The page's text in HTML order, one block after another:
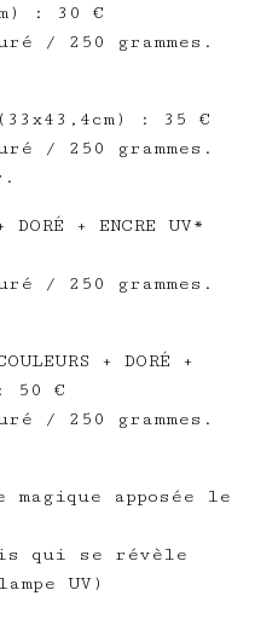
: 30 €
/ 250 grammes.
: 35 €
/ 250 grammes.
+ ENCRE UV*
/ 250 grammes.
+ DORÉ +
: 50 €
/ 250 grammes.
apposée le
qui se révèle
UV)